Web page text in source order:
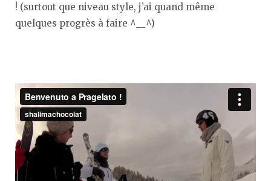
! (surtout que niveau style, j’ai quand même
quelques progrès à faire ^__^)